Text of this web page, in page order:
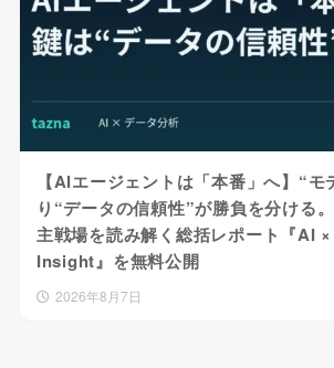
【AIエージェントは「本番」へ】“モ
り“データの信頼性”が勝負を分ける
主戦場を読み解く総括レポート『AI
Insight』を無料公開
2026年8月7日